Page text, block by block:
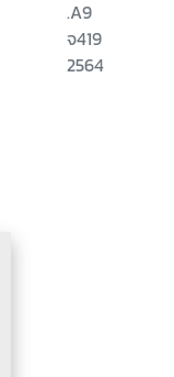
.A9
จ419
2564